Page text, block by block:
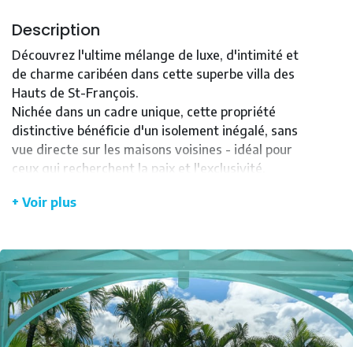
Description
Découvrez l'ultime mélange de luxe, d'intimité et
de charme caribéen dans cette superbe villa des
Hauts de St-François.
Nichée dans un cadre unique, cette propriété
distinctive bénéficie d'un isolement inégalé, sans
vue directe sur les maisons voisines - idéal pour
ceux qui recherchent la paix et l'exclusivité.
bâtiments distincts conçus dans un style caribéen
retrouvailles entre amis.
Le bâtiment principal comprend deux grandes
suites climatisées chacune offrant un lit king size et
une troisième chambre également climatisée avec
lit queen size, toutes conçues pour offrir un
+ Voir plus